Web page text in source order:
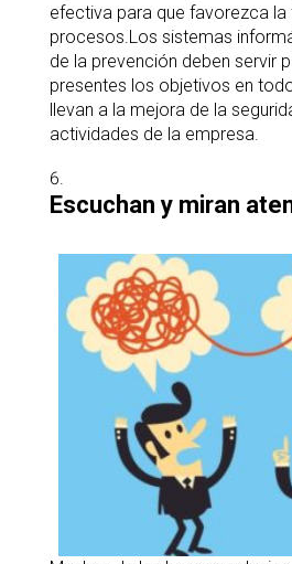
efectiva para que favorezca la
procesos.Los sistemas
de la prevención deben servir
presentes los objetivos en
llevan a la mejora de la
actividades de la empresa.
Escuchan y miran